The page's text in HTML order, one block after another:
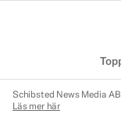
Schibsted News Media
Läs mer här